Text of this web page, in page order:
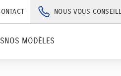
NOUS VOUS
NOS MODÈLES